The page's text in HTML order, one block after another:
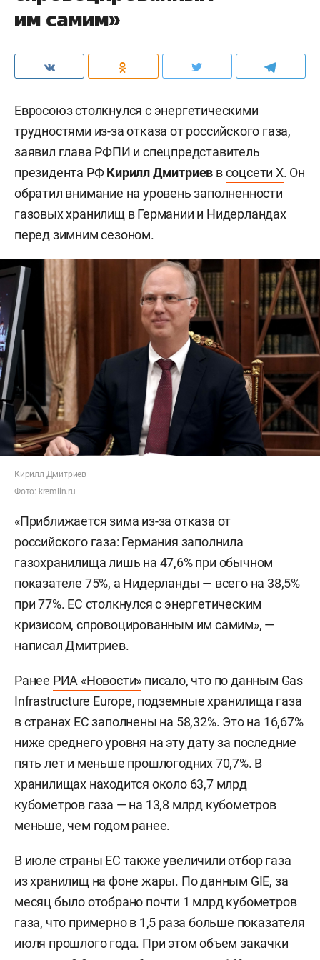
им самим»
Евросоюз столкнулся с энергетическими
трудностями из-за отказа от российского газа,
заявил глава РФПИ и спецпредставитель
президента РФКирилл Дмитриев всоцсети X. Он
обратил внимание на уровень заполненности
газовых хранилищ в Германии и Нидерландах
перед зимним сезоном.
Кирилл Дмитриев
Фото: kremlin.ru
«Приближается зима из-за отказа от
российского газа: Германия заполнила
газохранилища лишь на 47,6% при обычном
показателе 75%, а Нидерланды — всего на 38,5%
при 77%. ЕС столкнулся с энергетическим
кризисом, спровоцированным им самим», —
написал Дмитриев.
Ранее РИА «Новости» писало, что по данным Gas
Infrastructure Europe, подземные хранилища газа
в странах ЕС заполнены на 58,32%. Это на 16,67%
ниже среднего уровня на эту дату за последние
пять лет и меньше прошлогодних 70,7%. В
хранилищах находится около 63,7 млрд
кубометров газа — на 13,8 млрд кубометров
меньше, чем годом ранее.
В июле страны ЕС также увеличили отбор газа
из хранилищ на фоне жары. По данным GIE, за
месяц было отобрано почти 1 млрд кубометров
газа, что примерно в 1,5 раза больше показателя
июля прошлого года. При этом объем закачки